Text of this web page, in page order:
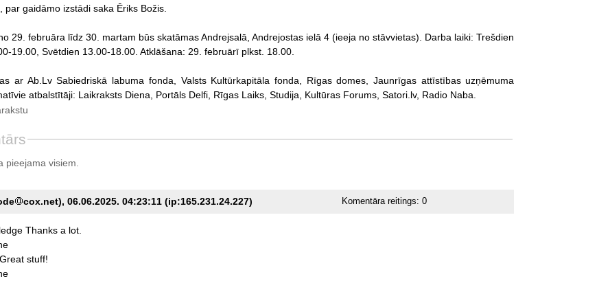
par gaidāmo izstādi saka Ēriks Božis.
29. februāra līdz 30. martam būs skatāmas Andrejsalā, Andrejostas ielā 4 (ieeja no stāvvietas). Darba laiki: Trešdien
19.00, Svētdien 13.00-18.00. Atklāšana: 29. februārī plkst. 18.00.
ar Ab.Lv Sabiedriskā labuma fonda, Valsts Kultūrkapitāla fonda, Rīgas domes, Jaunrīgas attīstības uzņēmuma
atbalstītāji: Laikraksts Diena, Portāls Delfi, Rīgas Laiks, Studija, Kultūras Forums, Satori.lv, Radio Naba.
pieejama visiem.
cox.net), 06.06.2025. 04:23:11 (ip:165.231.24.227) Komentāra reitings:0
Thanks a lot.
Great stuff!